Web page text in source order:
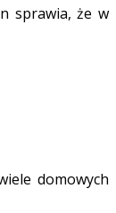
sprawia, że w
domowych